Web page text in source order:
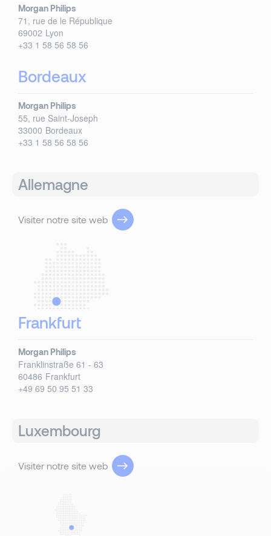
Morgan Philips
71, rue de le République
69002 Lyon
+33 1 58 56 58 56
Bordeaux
Morgan Philips
55, rue Saint-Joseph
33000 Bordeaux
+33 1 58 56 58 56
Allemagne
Visiter notre site web
Frankfurt
Morgan Philips
Franklinstraße 61 - 63
60486 Frankfurt
+49 69 50 95 51 33
Luxembourg
Visiter notre site web